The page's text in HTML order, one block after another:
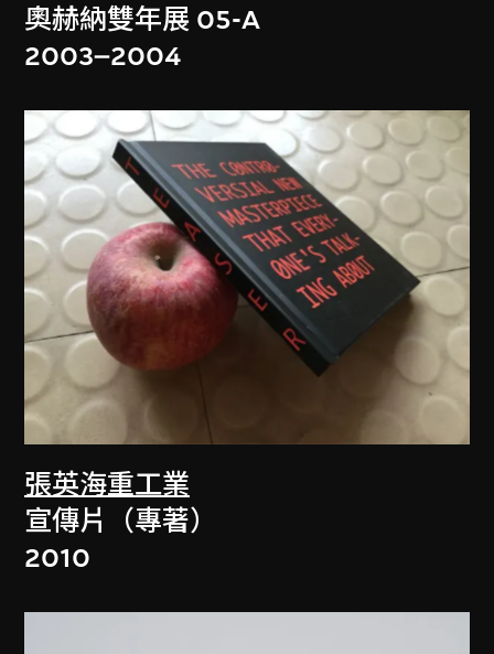
奧赫納雙年展 05-A
2003–2004
張英海重工業
宣傳片（專著）
2010